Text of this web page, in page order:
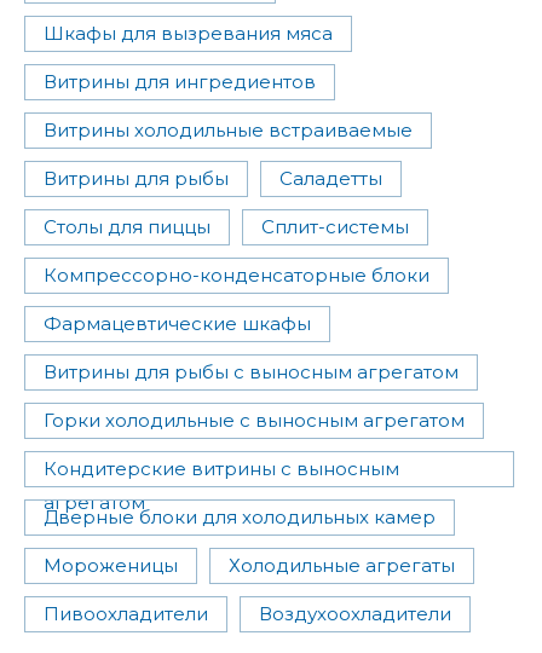
Шкафы для вызревания мяса
Витрины для ингредиентов
Витрины холодильные встраиваемые
Витрины для рыбы Саладетты
Столы для пиццы Сплит-системы
Компрессорно-конденсаторные блоки
Фармацевтические шкафы
Витрины для рыбы с выносным агрегатом
Горки холодильные с выносным агрегатом
Кондитерские витрины с выносным
агрегатом
Дверные блоки для холодильных камер
Мороженицы Холодильные агрегаты
Пивоохладители Воздухоохладители